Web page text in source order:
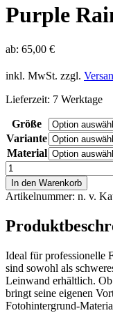
Purple
ab: 65,00 €
inkl. MwSt. zzgl.
Lieferzeit: 7 Werktage
Größe
Variante
Material
Bokeh
Fotohintergrund:
Purple
Rain
In den Warenkorb
Artikelnummer: n. v.
Ideal für professionelle
sind sowohl als
Leinwand erhältlich.
bringt seine eigenen
Fotohintergrund-